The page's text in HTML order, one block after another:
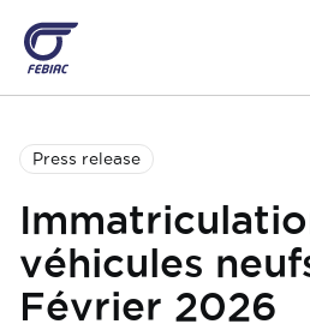
contenu
principal
Press release
véhicules
Février 2026